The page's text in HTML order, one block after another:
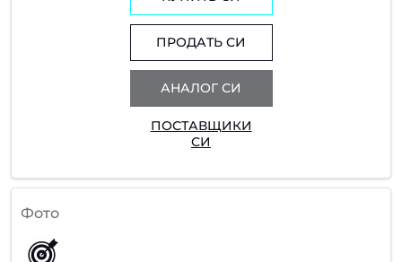
ПРОДАТЬ СИ
АНАЛОГ СИ
ПОСТАВЩИКИ
СИ
Фото